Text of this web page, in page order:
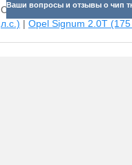
Ваши вопросы и отзывы о чип
Смотрите прибавки для
л.с.) | Opel Signum 2.0T